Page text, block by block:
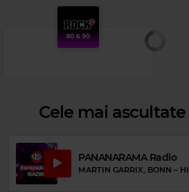
Cele mai
PANANARAMA Radio
MARTIN GARRIX, BONN –